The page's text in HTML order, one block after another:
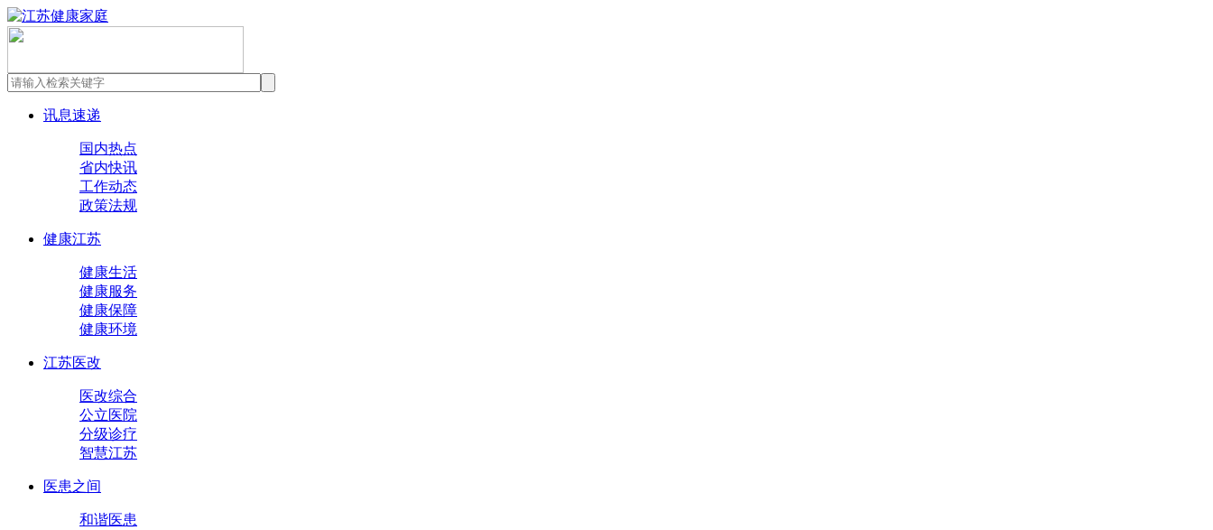
讯息速递
国内热点
省内快讯
工作动态
政策法规
健康江苏
健康生活
健康服务
健康保障
健康环境
江苏医改
医改综合
公立医院
分级诊疗
智慧江苏
医患之间
和谐医患